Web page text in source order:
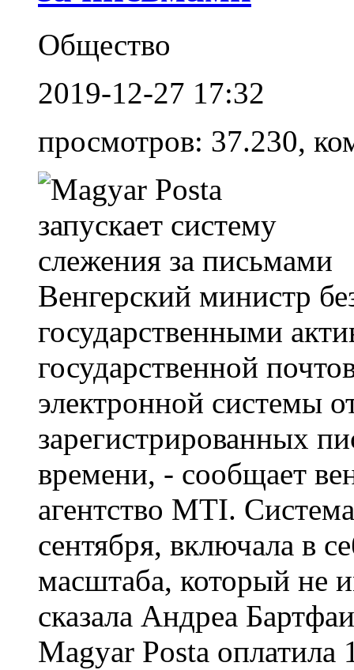
Общество
2019-12-27 17:32
просмотров: 37.230,
Венгерский министр
государственными
государственной
электронной системы
зарегистрированных
времени, - сообщает
агентство MTI.
сентября, включала в
масштаба, который не
сказала Андреа
Magyar Posta